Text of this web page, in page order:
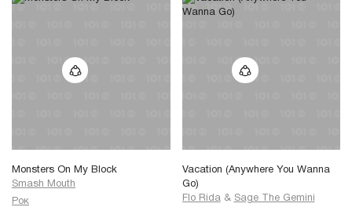
Monsters On My Block
Smash Mouth
Рок
Vacation (Anywhere You Wanna
Go)
Flo Rida & Sage The Gemini